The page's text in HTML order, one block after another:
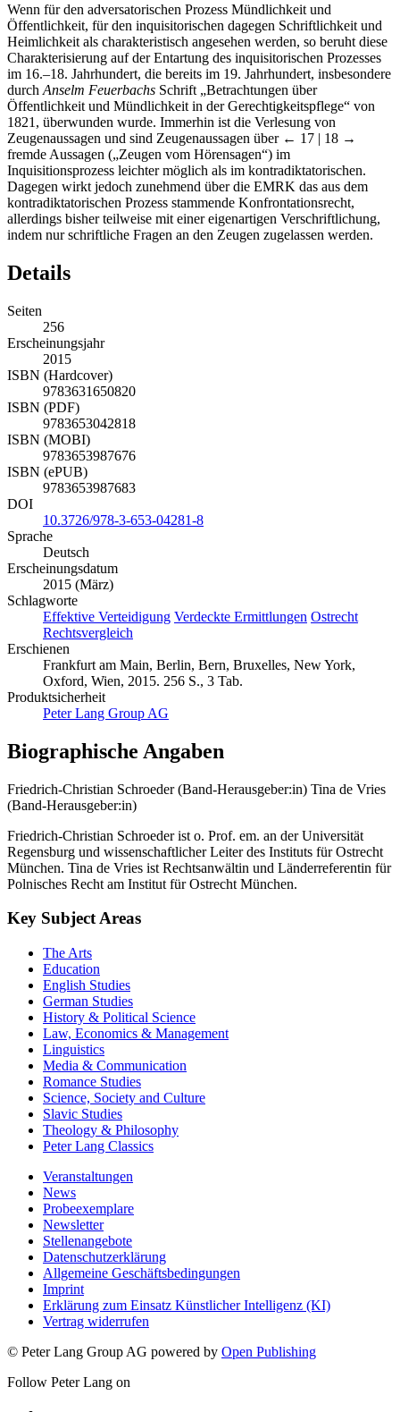
Wenn für den adversatorischen Prozess Mündlichkeit und
Öffentlichkeit, für den inquisitorischen dagegen Schriftlichkeit und
Heimlichkeit als charakteristisch angesehen werden, so beruht diese
Charakterisierung auf der Entartung des inquisitorischen Prozesses
im 16.–18. Jahrhundert, die bereits im 19. Jahrhundert, insbesondere
durch Anselm Feuerbachs Schrift „Betrachtungen über
Öffentlichkeit und Mündlichkeit in der Gerechtigkeitspflege“ von
1821, überwunden wurde. Immerhin ist die Verlesung von
Zeugenaussagen und sind Zeugenaussagen über ← 17 | 18 →
fremde Aussagen („Zeugen vom Hörensagen“) im
Inquisitionsprozess leichter möglich als im kontradiktatorischen.
Dagegen wirkt jedoch zunehmend über die EMRK das aus dem
kontradiktatorischen Prozess stammende Konfrontationsrecht,
allerdings bisher teilweise mit einer eigenartigen Verschriftlichung,
indem nur schriftliche Fragen an den Zeugen zugelassen werden.
Details
Seiten
256
Erscheinungsjahr
2015
ISBN (Hardcover)
9783631650820
ISBN (PDF)
9783653042818
ISBN (MOBI)
9783653987676
ISBN (ePUB)
9783653987683
DOI
10.3726/978-3-653-04281-8
Sprache
Deutsch
Erscheinungsdatum
2015 (März)
Schlagworte
Effektive Verteidigung Verdeckte Ermittlungen Ostrecht
Rechtsvergleich
Erschienen
Frankfurt am Main, Berlin, Bern, Bruxelles, New York,
Oxford, Wien, 2015. 256 S., 3 Tab.
Produktsicherheit
Peter Lang Group AG
Biographische Angaben
Friedrich-Christian Schroeder (Band-Herausgeber:in) Tina de Vries
(Band-Herausgeber:in)
Friedrich-Christian Schroeder ist o. Prof. em. an der Universität
Regensburg und wissenschaftlicher Leiter des Instituts für Ostrecht
München. Tina de Vries ist Rechtsanwältin und Länderreferentin für
Polnisches Recht am Institut für Ostrecht München.
Key Subject Areas
The Arts
Education
English Studies
German Studies
History & Political Science
Law, Economics & Management
Linguistics
Media & Communication
Romance Studies
Science, Society and Culture
Slavic Studies
Theology & Philosophy
Peter Lang Classics
Veranstaltungen
News
Probeexemplare
Newsletter
Stellenangebote
Datenschutzerklärung
Allgemeine Geschäftsbedingungen
Imprint
Erklärung zum Einsatz Künstlicher Intelligenz (KI)
Vertrag widerrufen
© Peter Lang Group AG powered by Open Publishing
Follow Peter Lang on